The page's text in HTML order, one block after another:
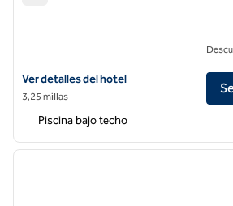
Ver detalles del hotel Hilton Garden Inn
Ver detalles del hotel
3,25 millas
Piscina bajo techo
1 de 12